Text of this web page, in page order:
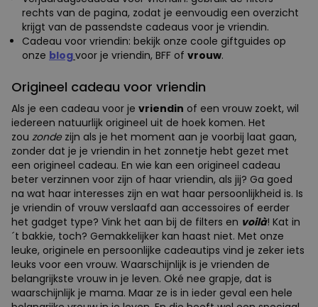
rechts van de pagina, zodat je eenvoudig een overzicht
krijgt van de passendste cadeaus voor je vriendin.
Cadeau voor vriendin: bekijk onze coole giftguides op
onze blogvoor je vriendin, BFF of vrouw.
Origineel cadeau voor vriendin
Als je een cadeau voor je vriendin of een vrouw zoekt, wil
iedereen natuurlijk origineel uit de hoek komen. Het
zou zondezijn als je het moment aan je voorbij laat gaan,
zonder dat je je vriendin in het zonnetje hebt gezet met
een origineel cadeau. En wie kan een origineel cadeau
beter verzinnen voor zijn of haar vriendin, als jij? Ga goed
na wat haar interesses zijn en wat haar persoonlijkheid is. Is
je vriendin of vrouw verslaafd aan accessoires of eerder
het gadget type? Vink het aan bij de filters en voilà! Kat in
´t bakkie, toch? Gemakkelijker kan haast niet. Met onze
leuke, originele en persoonlijke cadeautips vind je zeker iets
leuks voor een vrouw. Waarschijnlijk is je vrienden de
belangrijkste vrouw in je leven. Oké nee grapje, dat is
waarschijnlijk je mama. Maar ze is in ieder geval een hele